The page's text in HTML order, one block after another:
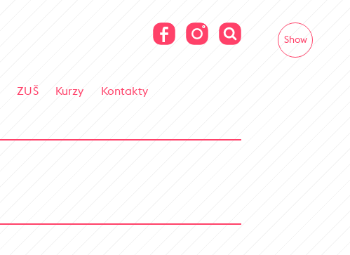
ZUŠ Kurzy Kontakty
Show